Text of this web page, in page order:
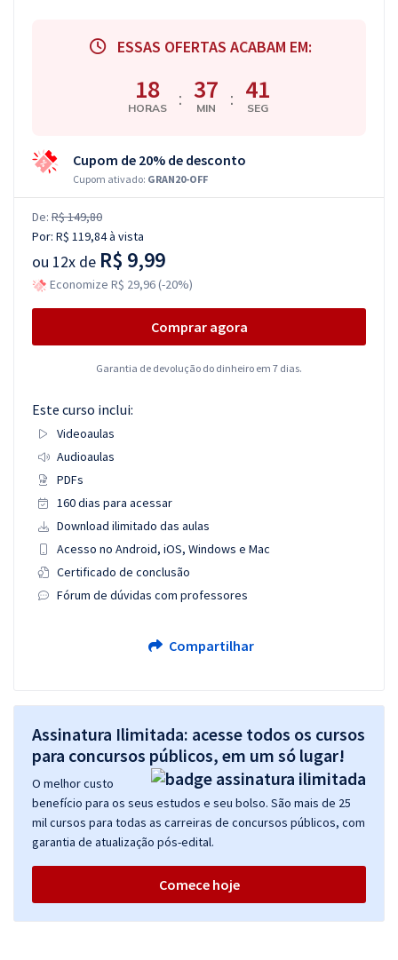
ESSAS OFERTAS ACABAM EM:
18
HORAS : 37
MIN : 41
SEG
Cupom de 20% de desconto
Cupom ativado: GRAN20-OFF
De: R$ 149,80
Por: R$ 119,84à vista
ou 12x de R$ 9,99
Economize R$ 29,96 (-20%)
Comprar agora
Garantia de devolução do dinheiro em 7 dias.
Este curso inclui:
Videoaulas
Audioaulas
PDFs
160 dias para acessar
Download ilimitado das aulas
Acesso no Android, iOS, Windows e Mac
Certificado de conclusão
Fórum de dúvidas com professores
Compartilhar
Assinatura Ilimitada: acesse todos os cursos
para concursos públicos, em um só lugar!
O melhor custo
benefício para os seus estudos e seu bolso. São mais de 25
mil cursos para todas as carreiras de concursos públicos, com
garantia de atualização pós-edital.
Comece hoje